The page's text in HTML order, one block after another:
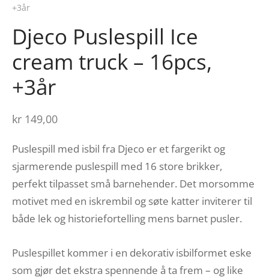
+3år
Djeco Puslespill Ice
cream truck – 16pcs,
+3år
kr 149,00
Puslespill med isbil fra Djeco er et fargerikt og
sjarmerende puslespill med 16 store brikker,
perfekt tilpasset små barnehender. Det morsomme
motivet med en iskrembil og søte katter inviterer til
både lek og historiefortelling mens barnet pusler.
Puslespillet kommer i en dekorativ isbilformet eske
som gjør det ekstra spennende å ta frem – og like